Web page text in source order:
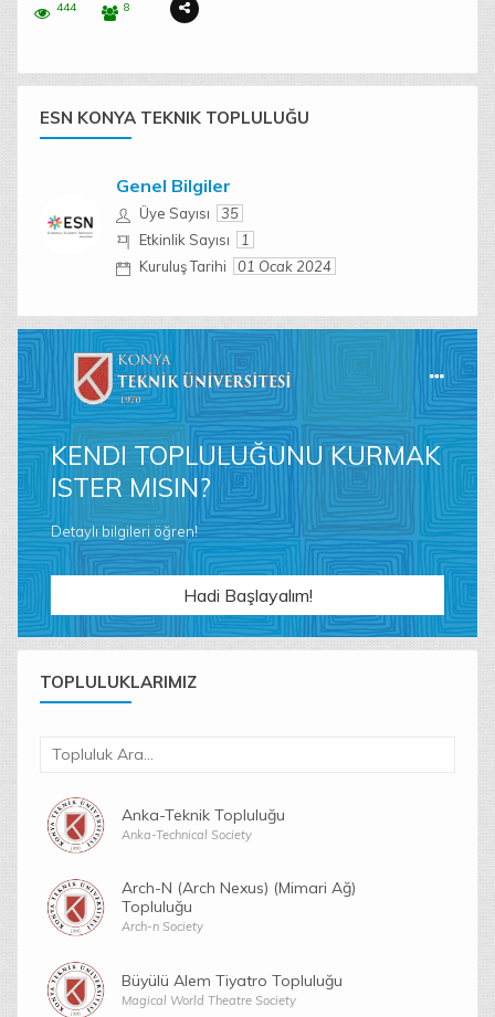
444 8
ESN KONYA TEKNIK TOPLULUĞU
Genel Bilgiler
Üye Sayısı
35
Etkinlik Sayısı
1
Kuruluş Tarihi
01 Ocak 2024
KENDI TOPLULUĞUNU KURMAK
ISTER MISIN?
Detaylı bilgileri öğren!
Hadi Başlayalım!
TOPLULUKLARIMIZ
Anka-Teknik Topluluğu
Anka-Technical Society
Arch-N (Arch Nexus) (Mimari Ağ)
Topluluğu
Arch-n Society
Büyülü Alem Tiyatro Topluluğu
Magical World Theatre Society